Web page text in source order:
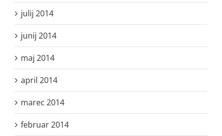
julij 2014
junij 2014
maj 2014
april 2014
marec 2014
februar 2014